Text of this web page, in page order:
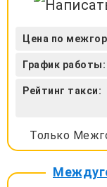
Цена по
График работы:
Рейтинг такси:
Только